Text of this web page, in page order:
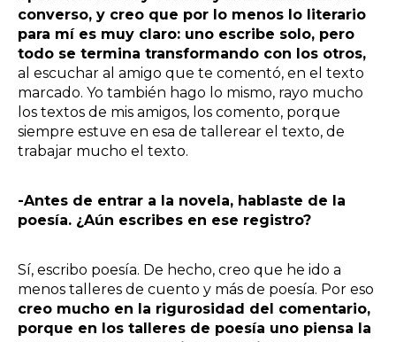
converso, y creo que por lo menos lo literario
para mí es muy claro: uno escribe solo, pero
todo se termina transformando con los otros,
al escuchar al amigo que te comentó, en el texto
marcado. Yo también hago lo mismo, rayo mucho
los textos de mis amigos, los comento, porque
siempre estuve en esa de tallerear el texto, de
trabajar mucho el texto.
-Antes de entrar a la novela, hablaste de la
poesía. ¿Aún escribes en ese registro?
Sí, escribo poesía. De hecho, creo que he ido a
menos talleres de cuento y más de poesía. Por eso
creo mucho en la rigurosidad del comentario,
porque en los talleres de poesía uno piensa la